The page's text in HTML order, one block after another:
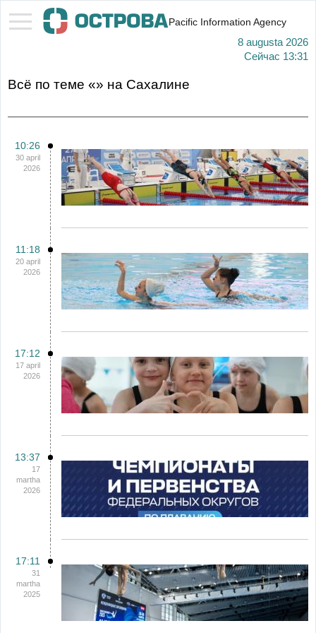
Pacific Information Agency
8 augusta 2026
Сейчас 13:31
Всё по теме «» на Сахалине
10:26
30 april
2026
11:18
20 april
2026
17:12
17 april
2026
13:37
17
martha
2026
17:11
31
martha
2025